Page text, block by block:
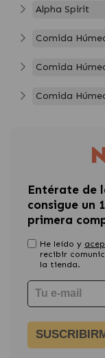
Alpha Spirit
Comida
Comida
Comida
Entérate de
consigue un
primera
He leído y
recibir
la tienda.